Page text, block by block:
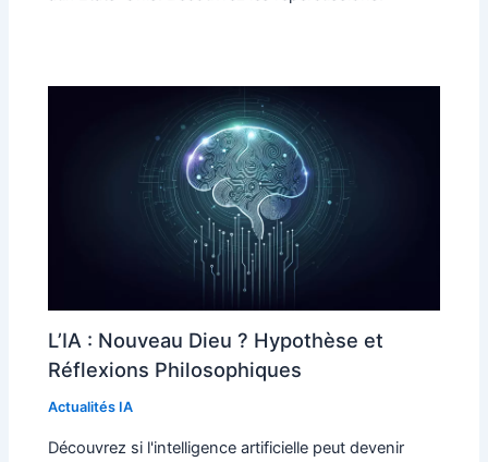
L’IA : Nouveau Dieu ? Hypothèse et
Réflexions Philosophiques
Actualités IA
Découvrez si l'intelligence artificielle peut devenir